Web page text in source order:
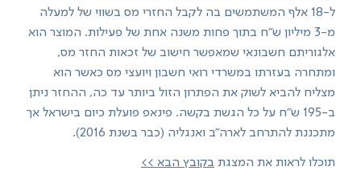
ל-18 אלף המשתמשים בה לקבל החזרי מס בשווי של למעלה
מ-3 מיליון ש״ח בתוך פחות משנה אחת של פעילות. המוצר הוא
אלגוריתם חשבונאי שמאפשר חישוב של זכאות החזר מס,
ומתחרה בעזרתו במשרדי רואי חשבון ויועצי מס כאשר הוא
מצליח להביא לשוק את הפתרון הזול ביותר עד כה, ההחזר ניתן
ב-195 ש"ח על כל הגשת בקשה. פינאפ פועלת כיום בישראל אך
מתכננת להתרחב לארה"ב ואנגליה (כבר בשנת 2016).
תוכלו לראות את המצגת בקובץ הבא >>